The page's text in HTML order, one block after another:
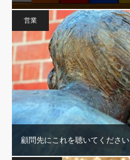
営業
顧問先にこれを聴いてください